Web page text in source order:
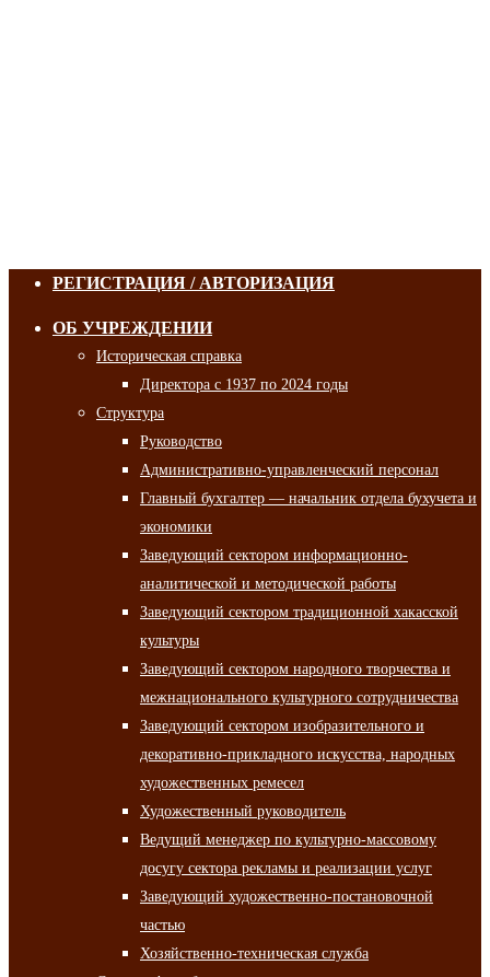
РЕГИСТРАЦИЯ / АВТОРИЗАЦИЯ
ОБ УЧРЕЖДЕНИИ
Историческая справка
Директора с 1937 по 2024 годы
Структура
Руководство
Административно-управленческий персонал
Главный бухгалтер — начальник отдела бухучета и
экономики
Заведующий сектором информационно-
аналитической и методической работы
Заведующий сектором традиционной хакасской
культуры
Заведующий сектором народного творчества и
межнационального культурного сотрудничества
Заведующий сектором изобразительного и
декоративно-прикладного искусства, народных
художественных ремесел
Художественный руководитель
Ведущий менеджер по культурно-массовому
досугу сектора рекламы и реализации услуг
Заведующий художественно-постановочной
частью
Хозяйственно-техническая служба